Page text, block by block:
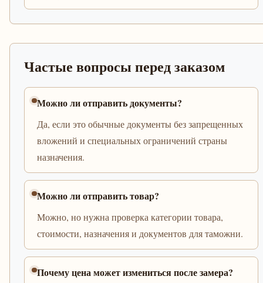
Частые вопросы перед заказом
Можно ли отправить документы?
Да, если это обычные документы без запрещенных
вложений и специальных ограничений страны
назначения.
Можно ли отправить товар?
Можно, но нужна проверка категории товара,
стоимости, назначения и документов для таможни.
Почему цена может измениться после замера?